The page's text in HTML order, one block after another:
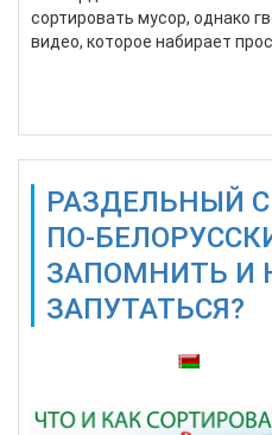
сортировать мусор, однако
видео, которое набирает
РАЗДЕЛЬНЫЙ
ПО-
ЗАПОМНИТЬ И
ЗАПУТАТЬСЯ?
Также доступны: